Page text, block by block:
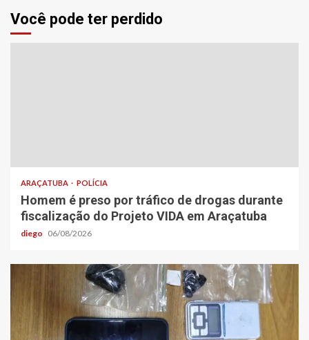
Você pode ter perdido
ARAÇATUBA POLÍCIA
Homem é preso por tráfico de drogas durante
fiscalização do Projeto VIDA em Araçatuba
diego 06/08/2026